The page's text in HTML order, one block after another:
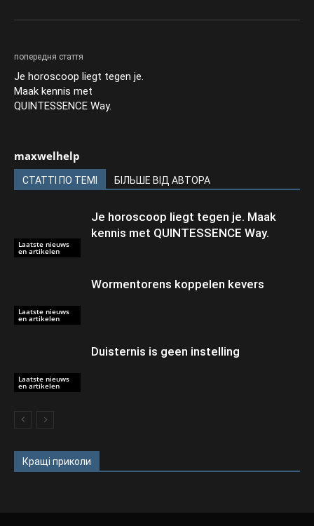
попередня стаття
Je horoscoop liegt tegen je.
Maak kennis met
QUINTESSENCE Way.
maxwelhelp
СТАТТІ ПО ТЕМІ БІЛЬШЕ ВІД АВТОРА
Laatste nieuws
en artikelen
Je horoscoop liegt tegen je. Maak
kennis met QUINTESSENCE Way.
Laatste nieuws
en artikelen
Wormentorens koppelen kevers
Laatste nieuws
en artikelen
Duisternis is geen instelling
Кращі приколи